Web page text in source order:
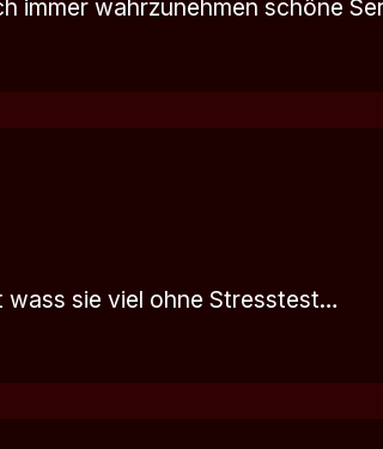
immer wahrzunehmen schöne
wass sie viel ohne Stresstest…